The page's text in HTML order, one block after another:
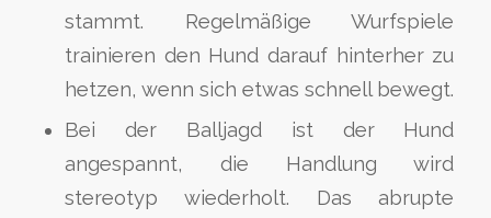
stammt. Regelmäßige Wurfspiele
trainieren den Hund darauf hinterher zu
hetzen, wenn sich etwas schnell bewegt.
Bei der Balljagd ist der Hund
angespannt, die Handlung wird
stereotyp wiederholt. Das abrupte